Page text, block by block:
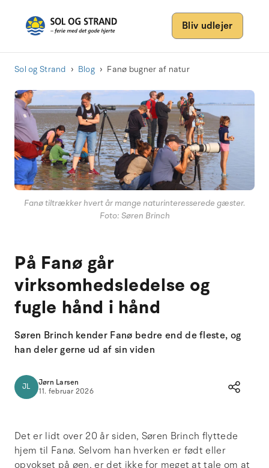
Bliv udlejer
Sol og Strand Blog Fanø bugner af natur
Fanø tiltrækker hvert år mange naturinteresserede gæster.
Foto: Søren Brinch
På Fanø går
virksomhedsledelse og
fugle hånd i hånd
Søren Brinch kender Fanø bedre end de fleste, og
han deler gerne ud af sin viden
JL
Jørn Larsen
11. februar 2026
Det er lidt over 20 år siden, Søren Brinch flyttede
hjem til Fanø. Selvom han hverken er født eller
opvokset på øen, er det ikke for meget at tale om at